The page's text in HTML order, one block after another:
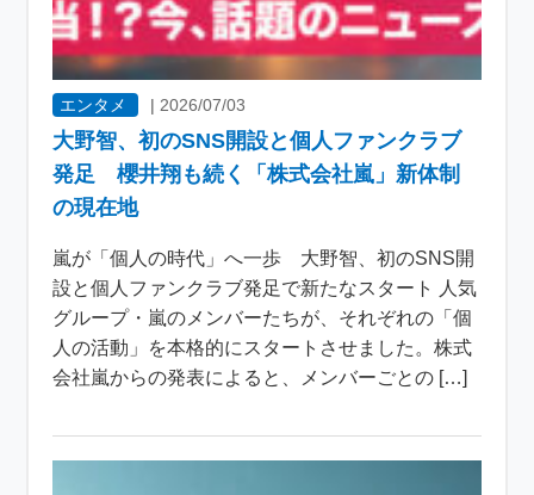
エンタメ | 2026/07/03
大野智、初のSNS開設と個人ファンクラブ
発足 櫻井翔も続く「株式会社嵐」新体制
の現在地
嵐が「個人の時代」へ一歩 大野智、初のSNS開
設と個人ファンクラブ発足で新たなスタート 人気
グループ・嵐のメンバーたちが、それぞれの「個
人の活動」を本格的にスタートさせました。株式
会社嵐からの発表によると、メンバーごとの […]